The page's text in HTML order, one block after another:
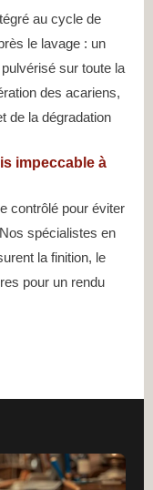
au cycle de
le lavage : un
sur toute la
des acariens,
de la dégradation
impeccable à
contrôlé pour éviter
spécialistes en
la finition, le
pour un rendu